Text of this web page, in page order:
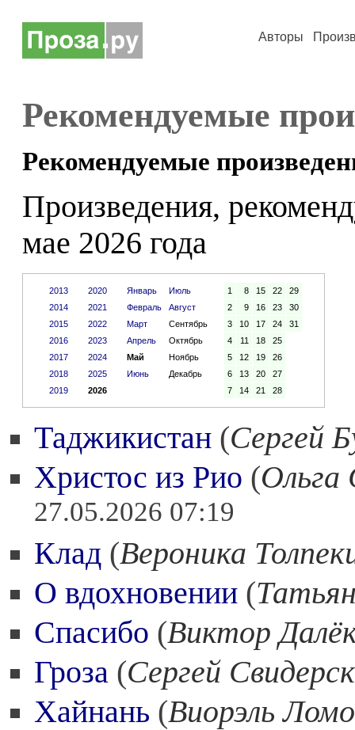
Авторы
Рекомендуемые
Рекомендуемые
Произведения,
мае 2026 года
2013
2014
2015
2016
2017
2018
2019
2020
2021
2022
2023
2024
2025
2026
Январь
Июль
Февраль
Август
Март
Сентябрь
Апрель
Октябрь
Май
Ноябрь
Июнь
Декабрь
1 8 15 22
29
2
9 16 23
30
3
10 17 24
31
4
11 18
25
5
12 19
26
6
13 20
27
7
14 21 28
Таджикистан (Сергей
Христос из Рио (Ольга
27.05.2026 07:19
Клад (Вероника
О вдохновении (
Спасибо (Виктор
Гроза (Сергей
Хайнань (Виорэль